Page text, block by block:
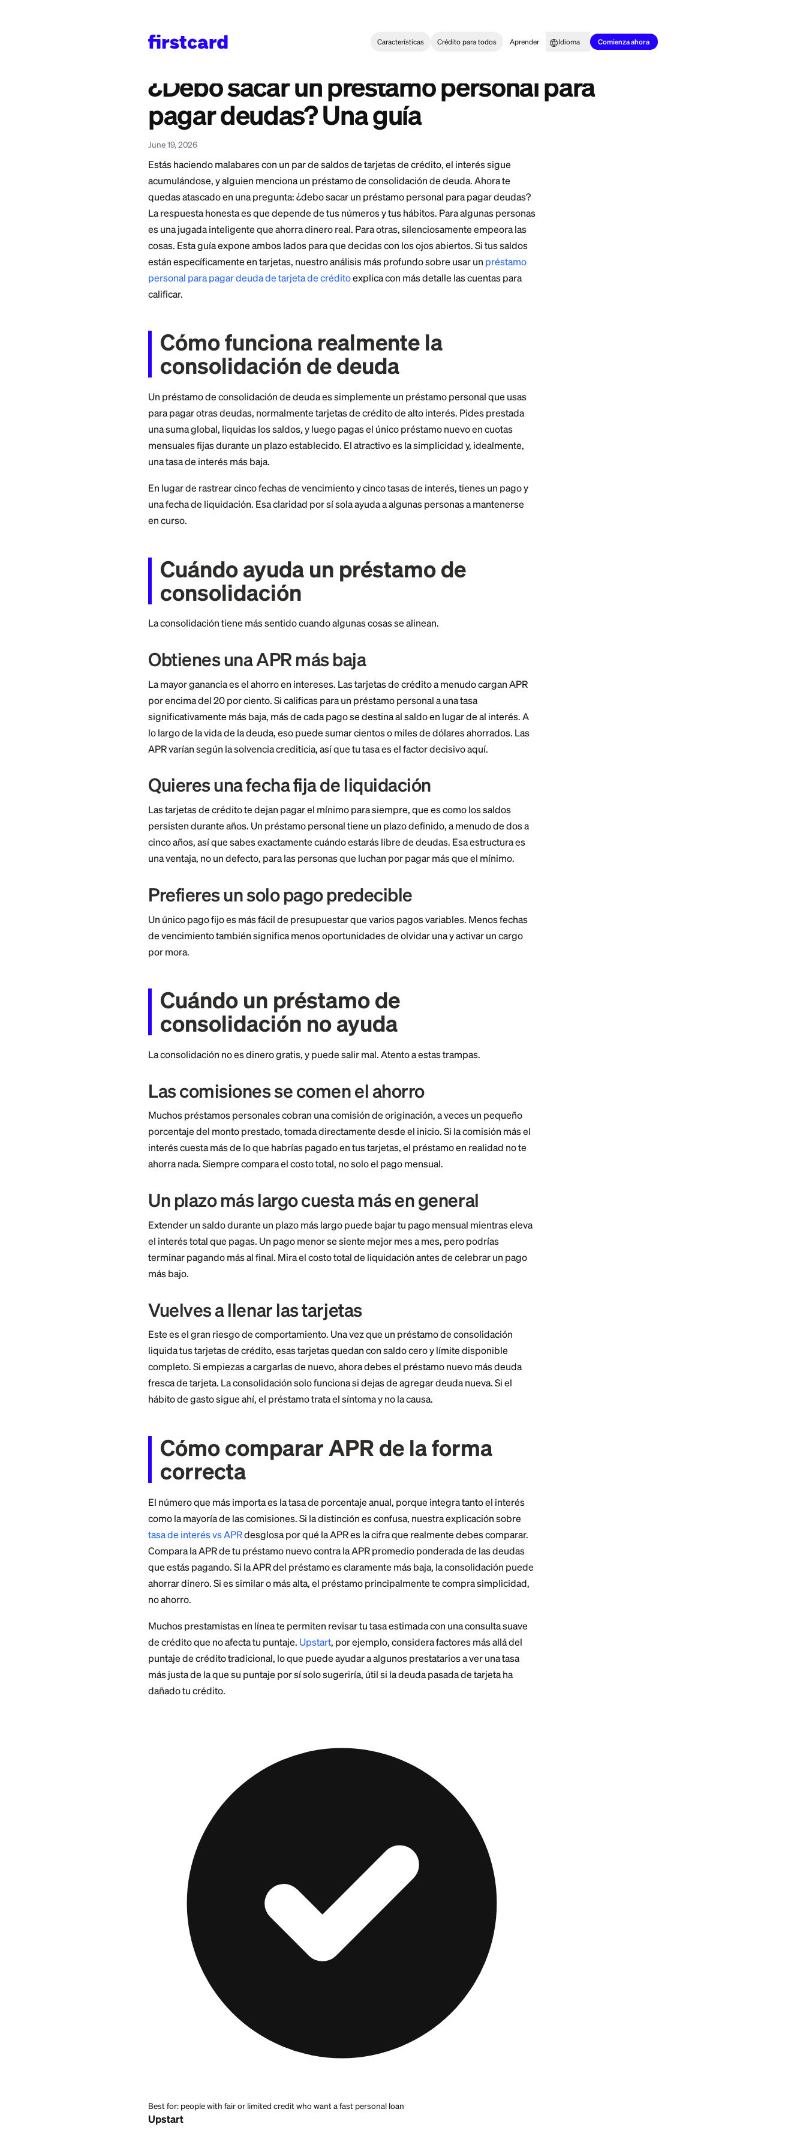
Características Crédito para todos Aprender Idioma
Home>Learn
¿Debo sacar un préstamo personal para pagar deudas? Una guía
¿Debo sacar un préstamo personal para
pagar deudas? Una guía
June 19, 2026
Estás haciendo malabares con un par de saldos de tarjetas de crédito, el interés sigue
acumulándose, y alguien menciona un préstamo de consolidación de deuda. Ahora te
quedas atascado en una pregunta: ¿debo sacar un préstamo personal para pagar deudas?
La respuesta honesta es que depende de tus números y tus hábitos. Para algunas personas
es una jugada inteligente que ahorra dinero real. Para otras, silenciosamente empeora las
calificar.
Cómo funciona realmente la
consolidación de deuda
Un préstamo de consolidación de deuda es simplemente un préstamo personal que usas
para pagar otras deudas, normalmente tarjetas de crédito de alto interés. Pides prestada
una suma global, liquidas los saldos, y luego pagas el único préstamo nuevo en cuotas
mensuales fijas durante un plazo establecido. El atractivo es la simplicidad y, idealmente,
En lugar de rastrear cinco fechas de vencimiento y cinco tasas de interés, tienes un pago y
una fecha de liquidación. Esa claridad por sí sola ayuda a algunas personas a mantenerse
Cuándo ayuda un préstamo de
consolidación
La consolidación tiene más sentido cuando algunas cosas se alinean.
Obtienes una APR más baja
La mayor ganancia es el ahorro en intereses. Las tarjetas de crédito a menudo cargan APR
por encima del 20 por ciento. Si calificas para un préstamo personal a una tasa
significativamente más baja, más de cada pago se destina al saldo en lugar de al interés. A
lo largo de la vida de la deuda, eso puede sumar cientos o miles de dólares ahorrados. Las
Quieres una fecha fija de liquidación
Las tarjetas de crédito te dejan pagar el mínimo para siempre, que es como los saldos
cinco años, así que sabes exactamente cuándo estarás libre de deudas. Esa estructura es
una ventaja, no un defecto, para las personas que luchan por pagar más que el mínimo.
Prefieres un solo pago predecible
Un único pago fijo es más fácil de presupuestar que varios pagos variables. Menos fechas
de vencimiento también significa menos oportunidades de olvidar una y activar un cargo
por mora.
Cuándo un préstamo de
consolidación no ayuda
La consolidación no es dinero gratis, y puede salir mal. Atento a estas trampas.
Las comisiones se comen el ahorro
Muchos préstamos personales cobran una comisión de originación, a veces un pequeño
porcentaje del monto prestado, tomada directamente desde el inicio. Si la comisión más el
interés cuesta más de lo que habrías pagado en tus tarjetas, el préstamo en realidad no te
ahorra nada. Siempre compara el costo total, no solo el pago mensual.
Un plazo más largo cuesta más en general
Extender un saldo durante un plazo más largo puede bajar tu pago mensual mientras eleva
el interés total que pagas. Un pago menor se siente mejor mes a mes, pero podrías
terminar pagando más al final. Mira el costo total de liquidación antes de celebrar un pago
más bajo.
Vuelves a llenar las tarjetas
Este es el gran riesgo de comportamiento. Una vez que un préstamo de consolidación
liquida tus tarjetas de crédito, esas tarjetas quedan con saldo cero y límite disponible
completo. Si empiezas a cargarlas de nuevo, ahora debes el préstamo nuevo más deuda
fresca de tarjeta. La consolidación solo funciona si dejas de agregar deuda nueva. Si el
hábito de gasto sigue ahí, el préstamo trata el síntoma y no la causa.
Cómo comparar APR de la forma
El número que más importa es la tasa de porcentaje anual, porque integra tanto el interés
como la mayoría de las comisiones. Si la distinción es confusa, nuestra explicación sobre
tasa de interés vs APR
desglosa por qué la APR es la cifra que realmente debes comparar.
Compara la APR de tu préstamo nuevo contra la APR promedio ponderada de las deudas
que estás pagando. Si la APR del préstamo es claramente más baja, la consolidación puede
ahorrar dinero. Si es similar o más alta, el préstamo principalmente te compra simplicidad,
no ahorro.
Muchos prestamistas en línea te permiten revisar tu tasa estimada con una consulta suave
de crédito que no afecta tu puntaje.
Upstart , por ejemplo, considera factores más allá del
puntaje de crédito tradicional, lo que puede ayudar a algunos prestatarios a ver una tasa
más justa de la que su puntaje por sí solo sugeriría, útil si la deuda pasada de tarjeta ha
dañado tu crédito.